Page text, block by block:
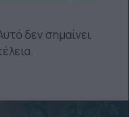
δεν σημαίνει